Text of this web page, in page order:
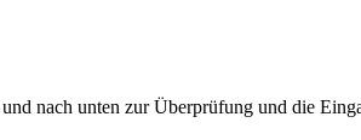
nach unten zur Überprüfung und die